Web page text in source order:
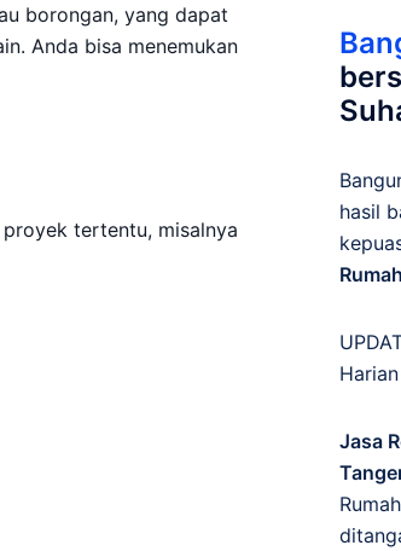
borongan, yang dapat
Anda bisa menemukan
tertentu, misalnya
hasil
Rumah
Harian
Jasa